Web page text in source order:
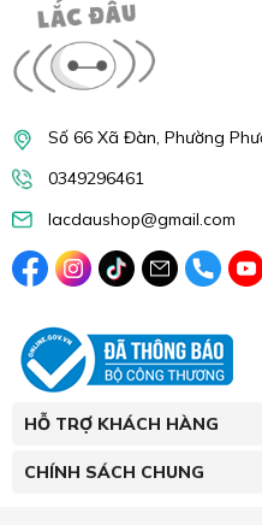
Số 66 Xã Đàn, Phường
0349296461
lacdaushop@gmail.com
HỖ TRỢ KHÁCH HÀNG
CHÍNH SÁCH CHUNG